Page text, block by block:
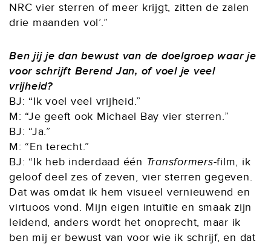
NRC vier sterren of meer krijgt, zitten de zalen
drie maanden vol’.”
Ben jij je dan bewust van de doelgroep waar je
voor schrijft Berend Jan, of voel je veel
vrijheid?
BJ: “Ik voel veel vrijheid.”
M: “Je geeft ook Michael Bay vier sterren.”
BJ: “Ja.”
M: “En terecht.”
BJ: “Ik heb inderdaad één Transformers-film, ik
geloof deel zes of zeven, vier sterren gegeven.
Dat was omdat ik hem visueel vernieuwend en
virtuoos vond. Mijn eigen intuïtie en smaak zijn
leidend, anders wordt het onoprecht, maar ik
ben mij er bewust van voor wie ik schrijf, en dat